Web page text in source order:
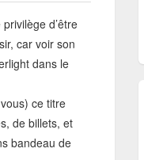
d’être
car voir son
dans le
ce titre
de billets, et
bandeau de